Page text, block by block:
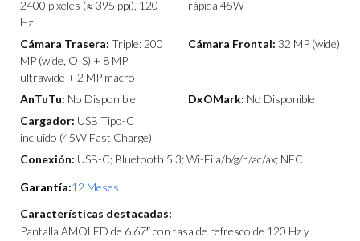
2400 píxeles (≈ 395 ppi), 120
Hz
rápida 45W
Cámara Trasera: Triple: 200
MP (wide, OIS) + 8 MP
ultrawide + 2 MP macro
Cámara Frontal: 32 MP (wide)
AnTuTu: No Disponible DxOMark: No Disponible
Cargador: USB Tipo-C
incluido (45W Fast Charge)
Conexión: USB-C; Bluetooth 5.3; Wi-Fi a/b/g/n/ac/ax; NFC
Garantía:12 Meses
Características destacadas:
Pantalla AMOLED de 6.67″ con tasa de refresco de 120 Hz y